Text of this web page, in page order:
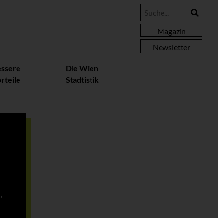
Magazin
Newsletter
Die Wien
Stadtistik